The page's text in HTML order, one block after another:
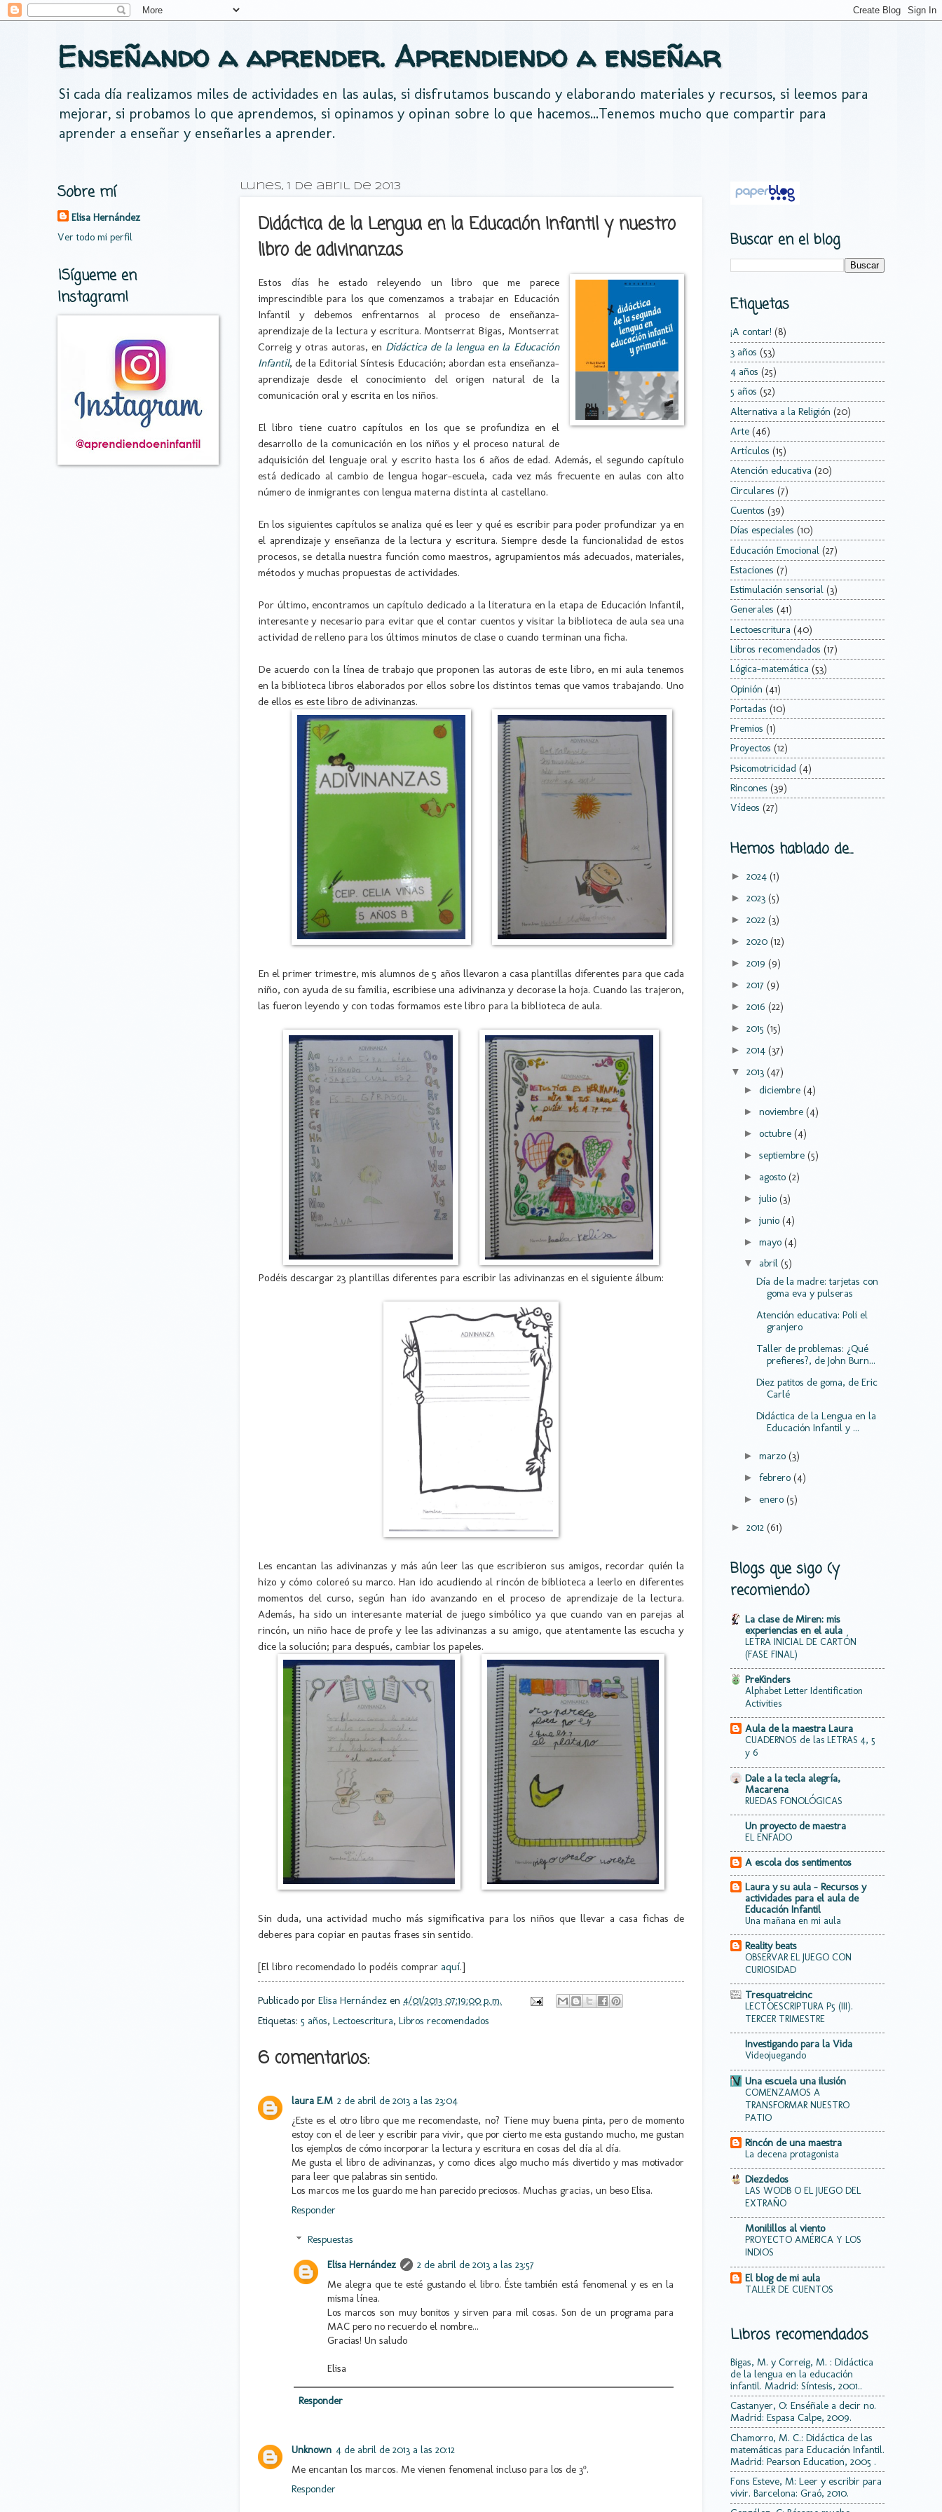
Enseñando a aprender. Aprendiendo a enseñar
Si cada día realizamos miles de actividades en las aulas, si disfrutamos buscando y elaborando materiales y recursos, si leemos para
mejorar, si probamos lo que aprendemos, si opinamos y opinan sobre lo que hacemos...Tenemos mucho que compartir para
aprender a enseñar y enseñarles a aprender.
lunes, 1 de abril de 2013
Didáctica de la Lengua en la Educación Infantil y nuestro
libro de adivinanzas
Estos días he estado releyendo un libro que me parece
imprescindible para los que comenzamos a trabajar en Educación
Infantil y debemos enfrentarnos al proceso de enseñanza-
aprendizaje de la lectura y escritura. Montserrat Bigas, Montserrat
Correig y otras autoras, en Didáctica de la lengua en la Educación
Infantil, de la Editorial Síntesis Educación; abordan esta enseñanza-
aprendizaje desde el conocimiento del origen natural de la
comunicación oral y escrita en los niños.
El libro tiene cuatro capítulos en los que se profundiza en el
desarrollo de la comunicación en los niños y el proceso natural de
adquisición del lenguaje oral y escrito hasta los 6 años de edad. Además, el segundo capítulo
está dedicado al cambio de lengua hogar-escuela, cada vez más frecuente en aulas con alto
número de inmigrantes con lengua materna distinta al castellano.
En los siguientes capítulos se analiza qué es leer y qué es escribir para poder profundizar ya en
el aprendizaje y enseñanza de la lectura y escritura. Siempre desde la funcionalidad de estos
procesos, se detalla nuestra función como maestros, agrupamientos más adecuados, materiales,
métodos y muchas propuestas de actividades.
Por último, encontramos un capítulo dedicado a la literatura en la etapa de Educación Infantil,
interesante y necesario para evitar que el contar cuentos y visitar la biblioteca de aula sea una
actividad de relleno para los últimos minutos de clase o cuando terminan una ficha.
De acuerdo con la línea de trabajo que proponen las autoras de este libro, en mi aula tenemos
en la biblioteca libros elaborados por ellos sobre los distintos temas que vamos trabajando. Uno
de ellos es este libro de adivinanzas.
En el primer trimestre, mis alumnos de 5 años llevaron a casa plantillas diferentes para que cada
niño, con ayuda de su familia, escribiese una adivinanza y decorase la hoja. Cuando las trajeron,
las fueron leyendo y con todas formamos este libro para la biblioteca de aula.
Podéis descargar 23 plantillas diferentes para escribir las adivinanzas en el siguiente álbum:
Les encantan las adivinanzas y más aún leer las que escribieron sus amigos, recordar quién la
hizo y cómo coloreó su marco. Han ido acudiendo al rincón de biblioteca a leerlo en diferentes
momentos del curso, según han ido avanzando en el proceso de aprendizaje de la lectura.
Además, ha sido un interesante material de juego simbólico ya que cuando van en parejas al
rincón, un niño hace de profe y lee las adivinanzas a su amigo, que atentamente las escucha y
dice la solución; para después, cambiar los papeles.
Sin duda, una actividad mucho más sigmificativa para los niños que llevar a casa fichas de
deberes para copiar en pautas frases sin sentido.
[El libro recomendado lo podéis comprar aquí.]
Publicado por Elisa Hernández en 4/01/2013 07:19:00 p. m.
Etiquetas: 5 años, Lectoescritura, Libros recomendados
6 comentarios:
laura E.M 2 de abril de 2013 a las 23:04
¿Este es el otro libro que me recomendaste, no? Tiene muy buena pinta, pero de momento
estoy con el de leer y escribir para vivir, que por cierto me esta gustando mucho, me gustan
los ejemplos de cómo incorporar la lectura y escritura en cosas del día al día.
Me gusta el libro de adivinanzas, y como dices algo mucho más divertido y mas motivador
para leer que palabras sin sentido.
Los marcos me los guardo me han parecido preciosos. Muchas gracias, un beso Elisa.
Responder
Respuestas
Elisa Hernández
2 de abril de 2013 a las 23:57
Me alegra que te esté gustando el libro. Éste también está fenomenal y es en la
misma línea.
Los marcos son muy bonitos y sirven para mil cosas. Son de un programa para
MAC pero no recuerdo el nombre...
Gracias! Un saludo
Elisa
Responder
Unknown 4 de abril de 2013 a las 20:12
Me encantan los marcos. Me vienen fenomenal incluso para los de 3º.
Responder
Sobre mí
Elisa Hernández
Ver todo mi perfil
¡Sígueme en
Instagram!
Buscar en el blog
Etiquetas
¡A contar! (8)
3 años (53)
4 años (25)
5 años (52)
Alternativa a la Religión (20)
Arte (46)
Artículos (15)
Atención educativa (20)
Circulares (7)
Cuentos (39)
Días especiales (10)
Educación Emocional (27)
Estaciones (7)
Estimulación sensorial (3)
Generales (41)
Lectoescritura (40)
Libros recomendados (17)
Lógica-matemática (53)
Opinión (41)
Portadas (10)
Premios (1)
Proyectos (12)
Psicomotricidad (4)
Rincones (39)
Vídeos (27)
Hemos hablado de...
► 2024 (1)
► 2023 (5)
► 2022 (3)
► 2020 (12)
► 2019 (9)
► 2017 (9)
► 2016 (22)
► 2015 (15)
► 2014 (37)
▼ 2013 (47)
► diciembre (4)
► noviembre (4)
► octubre (4)
► septiembre (5)
► agosto (2)
► julio (3)
► junio (4)
► mayo (4)
▼ abril (5)
Día de la madre: tarjetas con
goma eva y pulseras
Atención educativa: Poli el
granjero
Taller de problemas: ¿Qué
prefieres?, de John Burn...
Diez patitos de goma, de Eric
Carlé
Didáctica de la Lengua en la
Educación Infantil y ...
► marzo (3)
► febrero (4)
► enero (5)
► 2012 (61)
Blogs que sigo (y
recomiendo)
La clase de Miren: mis
experiencias en el aula
LETRA INICIAL DE CARTÓN
(FASE FINAL)
PreKinders
Alphabet Letter Identification
Activities
Aula de la maestra Laura
CUADERNOS de las LETRAS 4, 5
y 6
Dale a la tecla alegría,
Macarena
RUEDAS FONOLÓGICAS
Un proyecto de maestra
EL ENFADO
A escola dos sentimentos
Laura y su aula - Recursos y
actividades para el aula de
Educación Infantil
Una mañana en mi aula
Reality beats
OBSERVAR EL JUEGO CON
CURIOSIDAD
Tresquatreicinc
LECTOESCRIPTURA P5 (III).
TERCER TRIMESTRE
Investigando para la Vida
Videojuegando
Una escuela una ilusión
COMENZAMOS A
TRANSFORMAR NUESTRO
PATIO
Rincón de una maestra
La decena protagonista
Diezdedos
LAS WODB O EL JUEGO DEL
EXTRAÑO
Monilillos al viento
PROYECTO AMÉRICA Y LOS
INDIOS
El blog de mi aula
TALLER DE CUENTOS
Libros recomendados
Bigas, M. y Correig, M. : Didáctica
de la lengua en la educación
infantil. Madrid: Síntesis, 2001..
Castanyer, O: Enséñale a decir no.
Madrid: Espasa Calpe, 2009.
Chamorro, M. C.: Didáctica de las
matemáticas para Educación Infantil.
Madrid: Pearson Education, 2005 .
Fons Esteve, M: Leer y escribir para
vivir. Barcelona: Graó, 2010.